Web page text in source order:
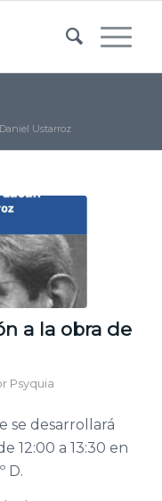
Ustarroz
a la obra de
Psyquia
se desarrollará
12:00 a 13:30 en
D.